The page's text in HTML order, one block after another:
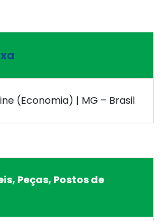
(Economia) | MG – Brasil
Peças, Postos de